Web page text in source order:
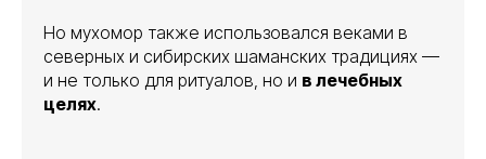
Но мухомор также использовался веками в
северных и сибирских шаманских традициях —
и не только для ритуалов, но и в лечебных
целях.